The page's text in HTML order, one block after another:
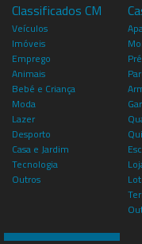
Classificados CM
Veículos
Imóveis
Emprego
Animais
Bebé e Criança
Moda
Lazer
Desporto
Casa e Jardim
Tecnologia
Outros